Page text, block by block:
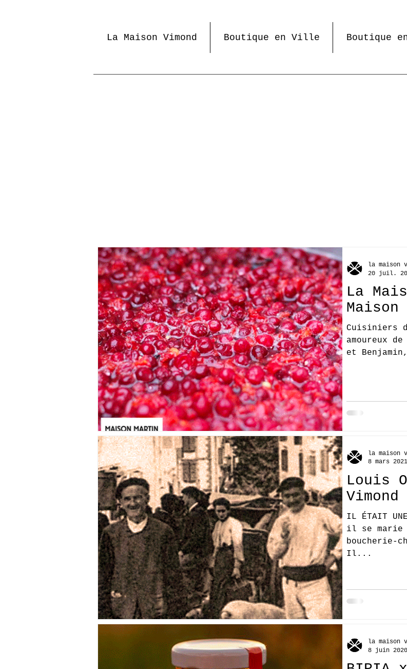
La Maison Vimond Boutique en Ville Boutique
La
Maison
Cuisiniers
amoureux
et
la maison
20 juil.
Louis
Vimond
IL ÉTAIT
il se marie
boucherie-
Il...
la maison
8 mars 2021
la maison
8 juin 2020